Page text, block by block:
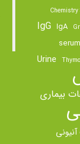
Chemistry
IgA
IgG
serum
Urine
بیماری